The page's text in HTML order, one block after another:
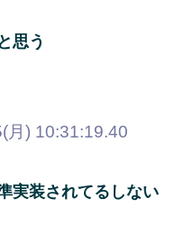
思う
月) 10:31:19.40
実装されてるしない